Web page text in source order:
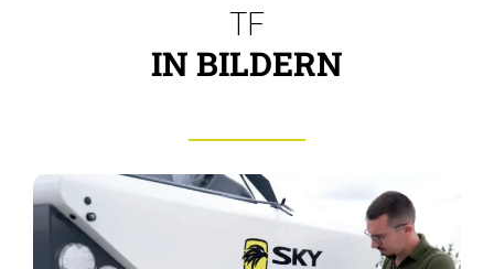
TF
IN BILDERN